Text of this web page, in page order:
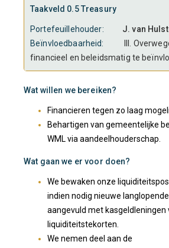
Taakveld 0.5 Treasury
Portefeuillehouder:
J. van
Beïnvloedbaarheid:
III.
financieel en beleidsmatig te
Wat willen we bereiken?
Financieren tegen zo laag
Behartigen van gemeentelijke
WML via aandeelhouderschap.
Wat gaan we er voor doen?
We bewaken onze
indien nodig nieuwe
aangevuld met kasgeldleningen
liquiditeitstekorten.
We nemen deel aan de